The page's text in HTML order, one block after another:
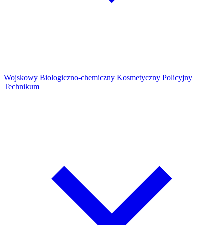
Wojskowy Biologiczno-chemiczny Kosmetyczny Policyjny
Technikum